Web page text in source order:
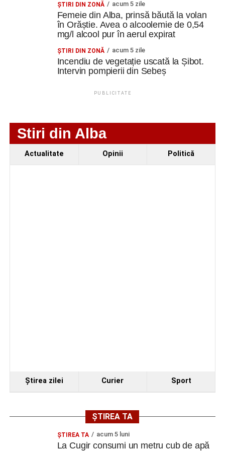
Adaugă cugirinfo.ro ca sursă
preferată pe Google
Ultimele știri din Cugir
pregătire: Metalurgistul Cugir – FC Inter Sibiu 1-0
Cum și-a construit un informatician din Cugir propria
mașină solară. Vehiculul a ajuns și la o expoziție din
Berlin
Trei profesori ai Colegiului Național „David Prodan”
mașină solară. Vehiculul a ajuns și la o expoziție din
Trei profesori ai Colegiului Național „David Prodan”
Cugir și-au perfecționat competențele prin
mobilități Erasmus+ în Croația
ŞTIRI DIN ZONĂ acum 5 zile
Femeie din Alba, prinsă băută la volan
în Orăștie. Avea o alcoolemie de 0,54
mg/l alcool pur în aerul expirat
ŞTIRI DIN ZONĂ acum 5 zile
Incendiu de vegetație uscată la Șibot.
Intervin pompierii din Sebeș
PUBLICITATE
Stiri din Alba
Actualitate Opinii Politică
Ştirea zilei Curier Sport
ȘTIREA TA
ȘTIREA TA acum 5 luni
La Cugir consumi un metru cub de apă